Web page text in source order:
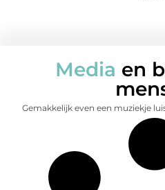
Media en
Gemakkelijk even een muziekje